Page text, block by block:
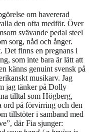
om havererad
den ofta medför. Över
svävande pedal steel
sorg, nåd och ånger.
Det finns en pregnans i
som inte bara är lätt att
känns genuint svensk på
musikarv. Jag
jag tänker på Dolly
tilltal som Högberg,
ord på förvirring och den
tillstöter i samband med
där Fia sjunger: